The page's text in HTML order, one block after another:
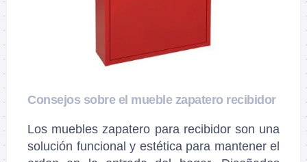
Consejos sobre el mueble zapatero recibidor
Los muebles zapatero para recibidor son una
solución funcional y estética para mantener el